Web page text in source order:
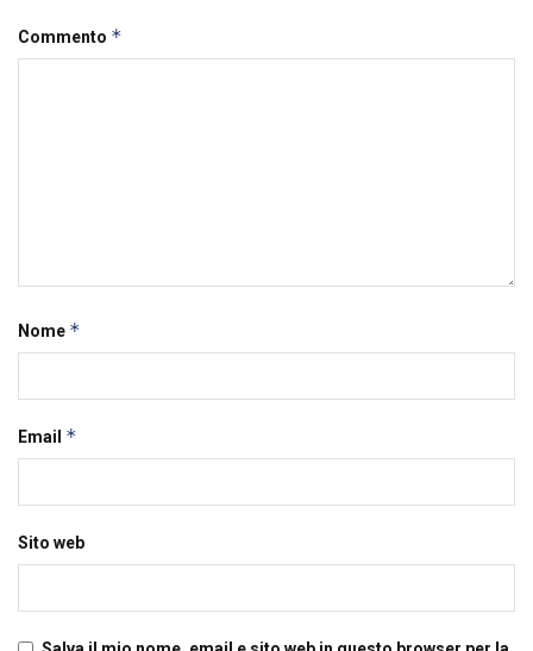
Commento *
Nome *
Email *
Sito web